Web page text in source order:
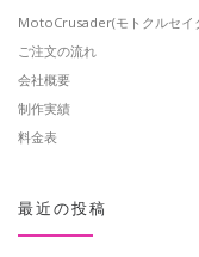
MotoCrusader(モトクルセイ
ご注文の流れ
会社概要
制作実績
料金表
最近の投稿